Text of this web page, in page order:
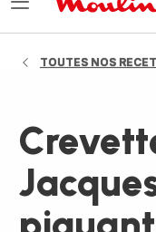
Ouvrir
TOUTES NOS